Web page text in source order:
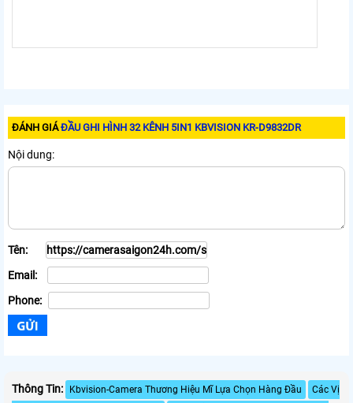
ĐÁNH GIÁĐẦU GHI HÌNH 32 KÊNH 5IN1 KBVISION KR-D9832DR
Nội dung:
Tên:
Email:
Phone:
Thông Tin: Kbvision-Camera Thương Hiệu Mĩ Lựa Chọn Hàng Đầu
Các Vị